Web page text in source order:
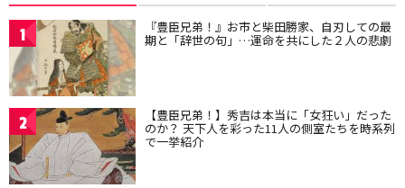
1 『豊臣兄弟！』お市と柴田勝家、自刃しての最
期と「辞世の句」…運命を共にした２人の悲劇
2 【豊臣兄弟！】秀吉は本当に「女狂い」だった
のか？ 天下人を彩った11人の側室たちを時系列
で一挙紹介